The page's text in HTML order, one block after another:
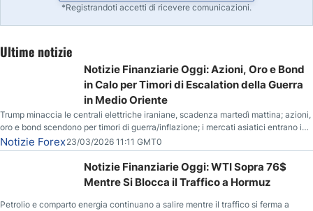
*Registrandoti accetti di ricevere comunicazioni.
Ultime notizie
Notizie Finanziarie Oggi: Azioni, Oro e Bond
in Calo per Timori di Escalation della Guerra
in Medio Oriente
Trump minaccia le centrali elettriche iraniane, scadenza martedì mattina; azioni,
oro e bond scendono per timori di guerra/inflazione; i mercati asiatici entrano in
correzione; il petrolio greggio resta stabile.
Notizie Forex23/03/2026 11:11 GMT0
Notizie Finanziarie Oggi: WTI Sopra 76$
Mentre Si Blocca il Traffico a Hormuz
Petrolio e comparto energia continuano a salire mentre il traffico si ferma a